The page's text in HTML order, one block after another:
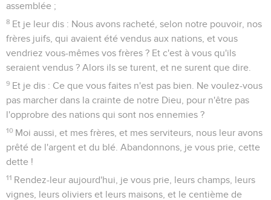
assemblée ;
8 Et je leur dis : Nous avons racheté, selon notre pouvoir, nos
frères juifs, qui avaient été vendus aux nations, et vous
vendriez vous-mêmes vos frères ? Et c'est à vous qu'ils
seraient vendus ? Alors ils se turent, et ne surent que dire.
9 Et je dis : Ce que vous faites n'est pas bien. Ne voulez-vous
pas marcher dans la crainte de notre Dieu, pour n'être pas
l'opprobre des nations qui sont nos ennemies ?
10 Moi aussi, et mes frères, et mes serviteurs, nous leur avons
prêté de l'argent et du blé. Abandonnons, je vous prie, cette
dette !
11 Rendez-leur aujourd'hui, je vous prie, leurs champs, leurs
vignes, leurs oliviers et leurs maisons, et le centième de